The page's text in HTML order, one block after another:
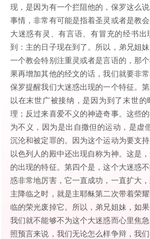
现，是因为有一个拦阻他的，保罗这么
事情，非常有可能是指着圣灵或者是教
大迷惑有灵、有言语、有冒充的经书
到：主的日子现在到了。所以，弟兄姐
一个教会特别注重灵或者是言语的，那
果再增加其他的经文的话，我们就要非
保罗提醒我们大迷惑出现的一个特征。
以在末世广被接纳，是因为到了末世
理；反过来喜爱不义的神迹奇事。这些
为不义，因为是出自撒但的运动，是虚
沉沦和被定罪的。因为这个运动为要支
以色列人的殿中还出现自称为神。这是
的出现的特征。第四个是，这个大迷惑
惑非常地厉害，它一直成功，一直扩大
主降临之时，就是主耶稣第二次带着荣
临的荣光废掉它。所以，弟兄姐妹，如
我们就不能够不为这个大迷惑而心里焦
照预言来说，我们无论怎么样争辩，我